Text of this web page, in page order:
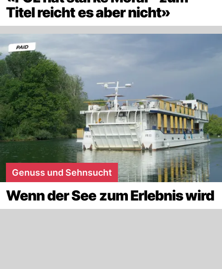
Titel reicht es aber nicht»
Genuss und Sehnsucht
Wenn der See zum Erlebnis wird